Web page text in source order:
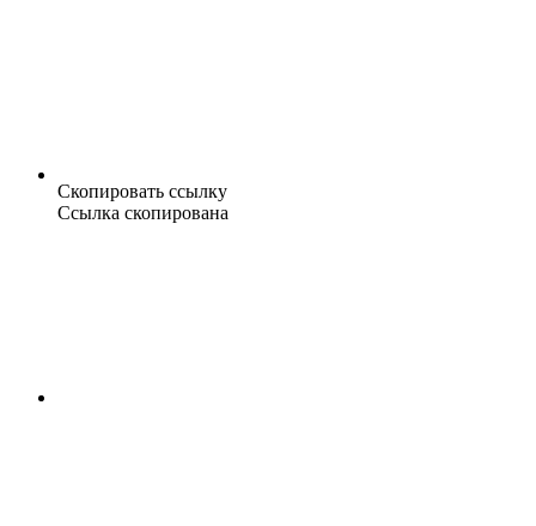
Скопировать ссылку
Ссылка скопирована